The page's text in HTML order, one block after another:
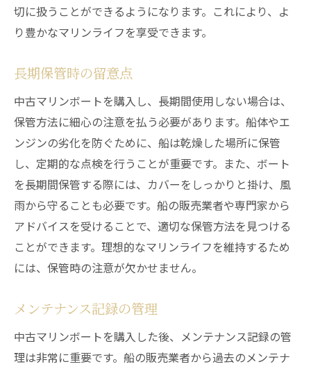
切に扱うことができるようになります。これにより、よ
り豊かなマリンライフを享受できます。
長期保管時の留意点
中古マリンボートを購入し、長期間使用しない場合は、
保管方法に細心の注意を払う必要があります。船体やエ
ンジンの劣化を防ぐために、船は乾燥した場所に保管
し、定期的な点検を行うことが重要です。また、ボート
を長期間保管する際には、カバーをしっかりと掛け、風
雨から守ることも必要です。船の販売業者や専門家から
アドバイスを受けることで、適切な保管方法を見つける
ことができます。理想的なマリンライフを維持するため
には、保管時の注意が欠かせません。
メンテナンス記録の管理
中古マリンボートを購入した後、メンテナンス記録の管
理は非常に重要です。船の販売業者から過去のメンテナ